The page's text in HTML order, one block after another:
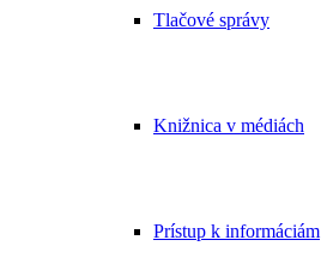
Tlačové správy
Knižnica v médiách
Prístup k informáciám